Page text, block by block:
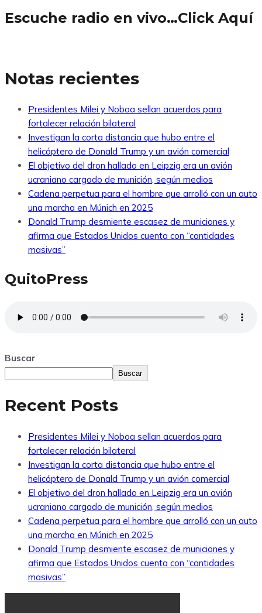
Escuche radio en vivo…Click Aquí
Notas recientes
Presidentes Milei y Noboa sellan acuerdos para
fortalecer relación bilateral
Investigan la corta distancia que hubo entre el
helicóptero de Donald Trump y un avión comercial
El objetivo del dron hallado en Leipzig era un avión
ucraniano cargado de munición, según medios
Cadena perpetua para el hombre que arrolló con un auto
una marcha en Múnich en 2025
Donald Trump desmiente escasez de municiones y
afirma que Estados Unidos cuenta con “cantidades
masivas”
QuitoPress
Buscar
Buscar
Recent Posts
Presidentes Milei y Noboa sellan acuerdos para
fortalecer relación bilateral
Investigan la corta distancia que hubo entre el
helicóptero de Donald Trump y un avión comercial
El objetivo del dron hallado en Leipzig era un avión
ucraniano cargado de munición, según medios
Cadena perpetua para el hombre que arrolló con un auto
una marcha en Múnich en 2025
Donald Trump desmiente escasez de municiones y
afirma que Estados Unidos cuenta con “cantidades
masivas”